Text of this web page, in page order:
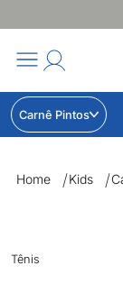
Carnê Pintos
Home
Kids
Tênis